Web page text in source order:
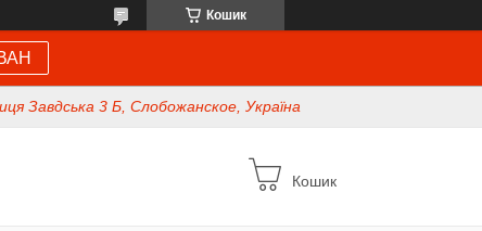
Кошик
Завдська 3 Б, Слобожанское, Україна
Кошик